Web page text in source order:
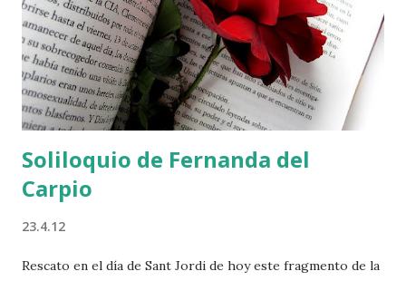
Soliloquio de Fernanda del
Carpio
23.4.12
Rescato en el día de Sant Jordi de hoy este fragmento de la